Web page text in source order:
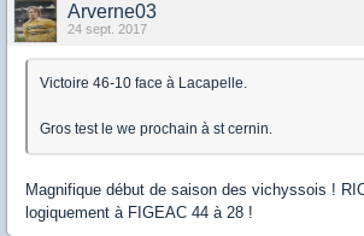
Arverne03
24 sept. 2017
Victoire 46-10 face à Lacapelle.
Gros test le we prochain à st cernin.
Magnifique début de saison des vichyssois !
logiquement à FIGEAC 44 à 28 !